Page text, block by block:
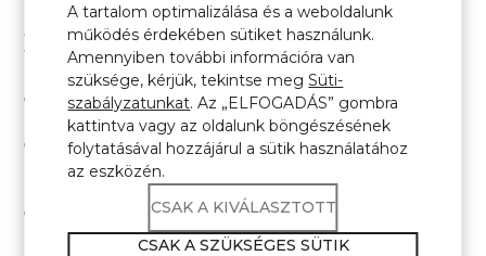
A kvarc agglomerátum munkalap karbantartása
viszonylag egyszerű, ha betartunk néhány szabályt:
a napi tisztítást puha, tisztítószeres vízbe mártott
kendővel végezze;
ne használjon pasztákat, géleket, porokat vagy más
olyan szereket, amelyek dörzsölő szemcséket vagy
savakat tartalmaznak, mert károsíthatják a felületet;
kerülje a kemény eszközöket, például a fém
szivacsokat vagy kaparókat, mert karcolásokat
A tartalom optimalizálása és a weboldalunk
működés érdekében sütiket használunk.
Amennyiben további információra van
szüksége, kérjük, tekintse megSüti-
szabályzatunkat. Az „ELFOGADÁS” gombra
kattintva vagy az oldalunk böngészésének
folytatásával hozzájárul a sütik használatához
az eszközén.
CSAK A KIVÁLASZTOTT
CSAK A SZÜKSÉGES SÜTIK